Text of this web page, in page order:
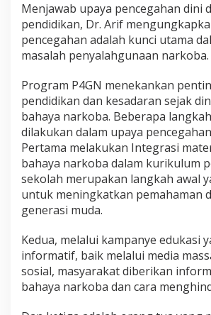
Menjawab upaya pencegahan dini
pendidikan, Dr. Arif
pencegahan adalah kunci utama
masalah penyalahgunaan narkoba.
Program P4GN menekankan
pendidikan dan kesadaran sejak
bahaya narkoba. Beberapa
dilakukan dalam upaya
Pertama melakukan Integrasi
bahaya narkoba dalam kurikulum
sekolah merupakan langkah awal
untuk meningkatkan pemahaman
generasi muda.
Kedua, melalui kampanye edukasi
informatif, baik melalui media
sosial, masyarakat diberikan
bahaya narkoba dan cara